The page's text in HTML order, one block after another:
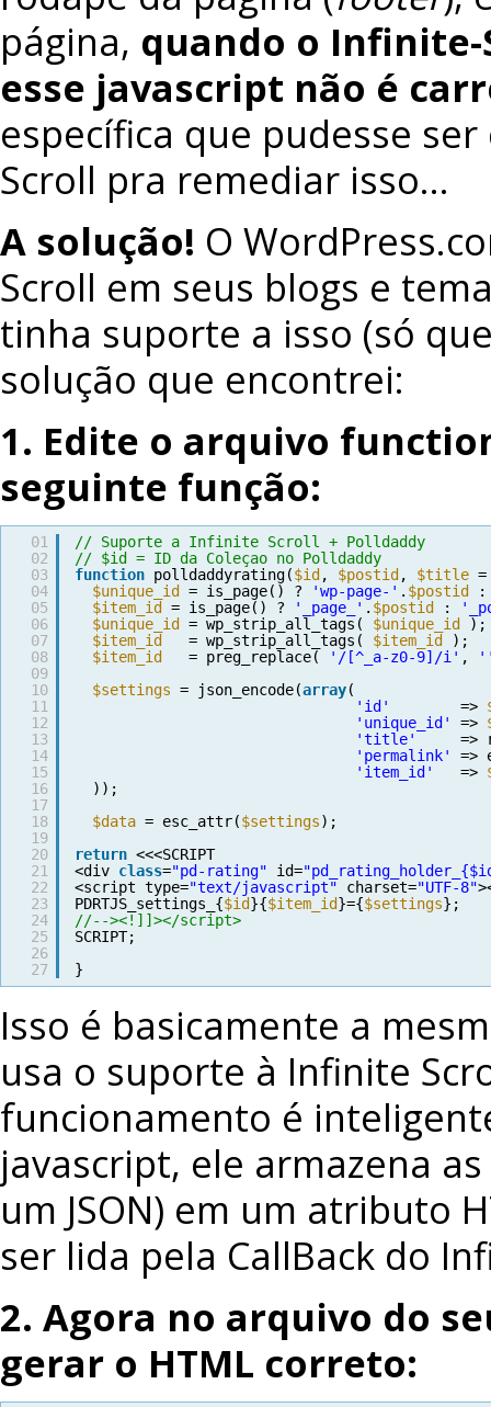
página, quando o Infinite-
esse javascript não é
específica que pudesse
Scroll pra remediar isso…
A solução! O
Scroll em seus blogs e
tinha suporte a isso (só
solução que encontrei:
1. Edite o arquivo
seguinte função:
01
02
03
04
05
06
07
08
09
10
11
12
13
14
15
16
17
18
19
20
21
22
23
24
25
26
27
// Suporte a Infinite Scroll + Polldaddy
// $id = ID da Coleçao no Polldaddy
function polldaddyrating($id , $postid , $title
$unique_id
= is_page() ? 'wp-page-' . $postid
$item_id
= is_page() ? '_page_' . $postid :
$unique_id
= wp_strip_all_tags( $unique_id
);
$item_id
= wp_strip_all_tags( $item_id
);
$item_id
= preg_replace( '/[^_a-z0-9]/i' ,
$settings = json_encode(array(
'id'
=>
'unique_id'
=>
'title'
=>
'permalink'
=>
'item_id'
=>
));
$data = esc_attr($settings);
return <<<SCRIPT
<div class="pd-rating" id=
<script type="text/javascript" charset="UTF-8"
PDRTJS_settings_{$id}{$item_id}={$settings};
//--><!]]></script>
SCRIPT;
}
Isso é basicamente a
usa o suporte à Infinite
funcionamento é
javascript, ele armazena
um JSON) em um atributo
ser lida pela CallBack do
2. Agora no arquivo do
gerar o HTML correto: